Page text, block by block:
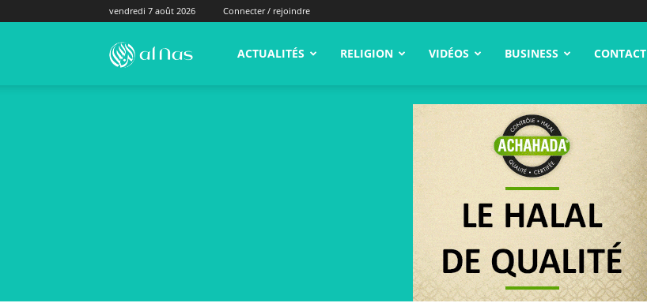
vendredi 7 août 2026 Connecter / rejoindre
alNas.fr ACTUALITÉS RELIGION VIDÉOS BUSINESS CONTACT